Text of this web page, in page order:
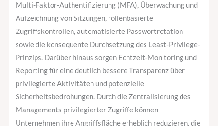
Multi-Faktor-Authentifizierung (MFA), Überwachung und
Aufzeichnung von Sitzungen, rollenbasierte
Zugriffskontrollen, automatisierte Passwortrotation
sowie die konsequente Durchsetzung des Least-Privilege-
Prinzips. Darüber hinaus sorgen Echtzeit-Monitoring und
Reporting für eine deutlich bessere Transparenz über
privilegierte Aktivitäten und potenzielle
Sicherheitsbedrohungen. Durch die Zentralisierung des
Managements privilegierter Zugriffe können
Unternehmen ihre Angriffsfläche erheblich reduzieren, die